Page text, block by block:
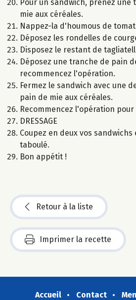
Pour un sandwich, prenez une
mie aux céréales.
Nappez-la d'houmous de
Déposez les rondelles de
Disposez le restant de
Déposez une tranche de pain
recommencez l'opération.
Fermez le sandwich avec une
pain de mie aux céréales.
Recommencez l'opération
DRESSAGE
Coupez en deux vos
taboulé.
Bon appétit !
Retour à la liste
Imprimer la recette
Accueil Contact